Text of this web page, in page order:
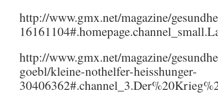
http://www.gmx.net/magazine/
http://www.gmx.net/magazine/
goebl/kleine-nothelfer-heisshunger-